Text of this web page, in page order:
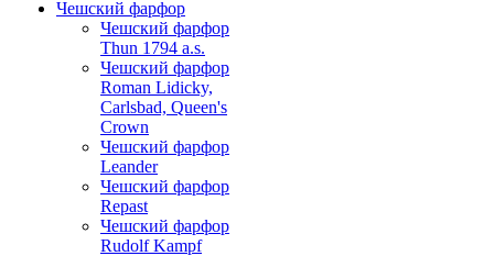
Чешский фарфор
Чешский фарфор
Thun 1794 a.s.
Чешский фарфор
Roman Lidicky,
Carlsbad, Queen's
Crown
Чешский фарфор
Leander
Чешский фарфор
Repast
Чешский фарфор
Rudolf Kampf